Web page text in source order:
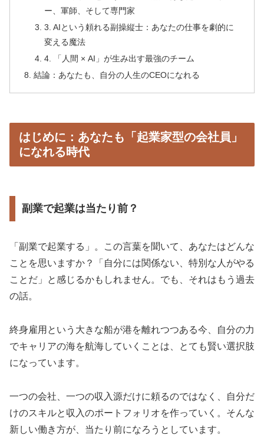
ー、軍師、そして専門家
3. AIという頼れる副操縦士：あなたの仕事を劇的に
変える魔法
4. 「人間 × AI」が生み出す最強のチーム
結論：あなたも、自分の人生のCEOになれる
はじめに：あなたも「起業家型の会社員」
になれる時代
副業で起業は当たり前？
「副業で起業する」。この言葉を聞いて、あなたはどんな
ことを思いますか？「自分には関係ない、特別な人がやる
ことだ」と感じるかもしれません。でも、それはもう過去
の話。
終身雇用という大きな船が港を離れつつある今、自分の力
でキャリアの海を航海していくことは、とても賢い選択肢
になっています。
一つの会社、一つの収入源だけに頼るのではなく、自分だ
けのスキルと収入のポートフォリオを作っていく。そんな
新しい働き方が、当たり前になろうとしています。